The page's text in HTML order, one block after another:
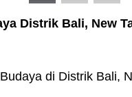
Distrik Bali, New
di Distrik Bali,